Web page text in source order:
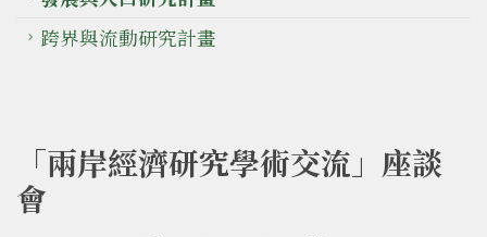
跨界與流動研究計畫
「兩岸經濟研究學術交流」座談
會